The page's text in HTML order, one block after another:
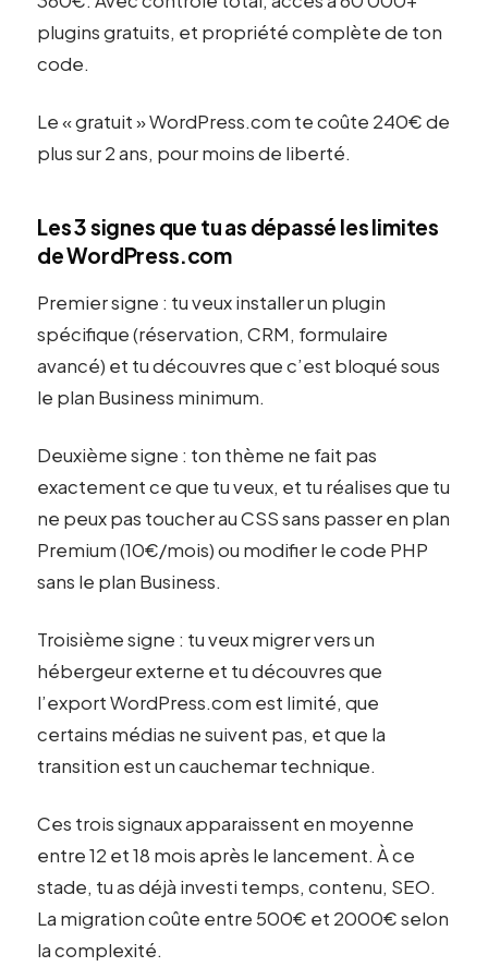
plugins gratuits, et propriété complète de ton
code.
Le « gratuit » WordPress.com te coûte 240€ de
plus sur 2 ans, pour moins de liberté.
Les 3 signes que tu as dépassé les limites
de WordPress.com
Premier signe : tu veux installer un plugin
spécifique (réservation, CRM, formulaire
avancé) et tu découvres que c’est bloqué sous
le plan Business minimum.
Deuxième signe : ton thème ne fait pas
exactement ce que tu veux, et tu réalises que tu
ne peux pas toucher au CSS sans passer en plan
Premium (10€/mois) ou modifier le code PHP
sans le plan Business.
Troisième signe : tu veux migrer vers un
hébergeur externe et tu découvres que
l’export WordPress.com est limité, que
certains médias ne suivent pas, et que la
transition est un cauchemar technique.
Ces trois signaux apparaissent en moyenne
entre 12 et 18 mois après le lancement. À ce
stade, tu as déjà investi temps, contenu, SEO.
La migration coûte entre 500€ et 2000€ selon
la complexité.